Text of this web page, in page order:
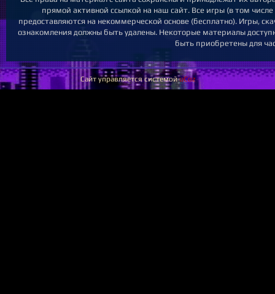
прямой активной ссылкой на наш сайт. Все игры (в том
предоставляются на некоммерческой основе (бесплатно). Игры,
ознакомления должны быть удалены. Некоторые материалы
быть приобретены для
Сайт управляется системойuCoz